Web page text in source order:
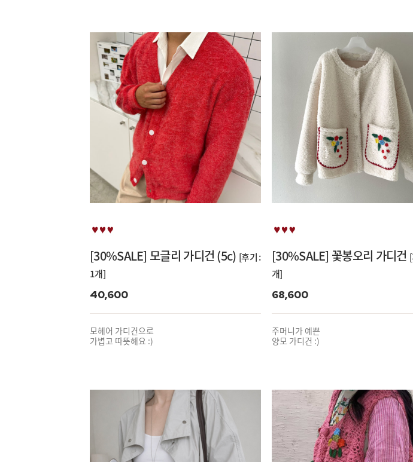
[30%SALE] 모글리 가디건 (5c) [후기 :
1개]
40,600
모헤어 가디건으로
가볍고 따뜻해요 :)
[30%SALE] 꽃봉오리 가디건
개]
68,600
주머니가 예쁜
양모 가디건 :)